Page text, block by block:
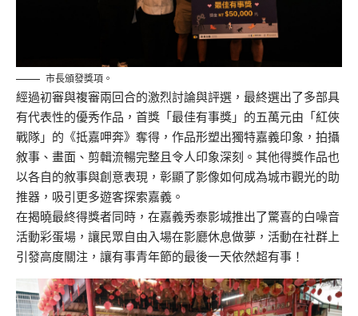
市長頒發獎項。
經過初審與複審兩回合的激烈討論與評選，最終選出了多部具
有代表性的優秀作品，首獎「最佳有事獎」的五萬元由「紅俠
戰隊」的《抵嘉呷奔》奪得，作品形塑出獨特嘉義印象，拍攝
敘事、畫面、剪輯流暢完整且令人印象深刻。其他得獎作品也
以各自的敘事與創意表現，彰顯了影像如何成為城市觀光的助
推器，吸引更多遊客探索嘉義。
在揭曉最終得獎者同時，在嘉義秀泰影城推出了驚喜的白噪音
活動彩蛋場，讓民眾自由入場在影廳休息做夢，活動在社群上
引發高度關注，讓有事青年節的最後一天依然超有事！